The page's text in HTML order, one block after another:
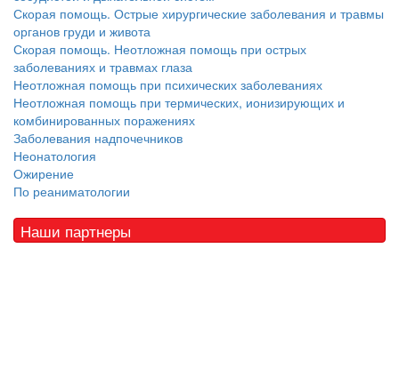
Скорая помощь. Острые хирургические заболевания и травмы
органов груди и живота
Скорая помощь. Неотложная помощь при острых
заболеваниях и травмах глаза
Неотложная помощь при психических заболеваниях
Неотложная помощь при термических, ионизирующих и
комбинированных поражениях
Заболевания надпочечников
Неонатология
Ожирение
По реаниматологии
Наши партнеры